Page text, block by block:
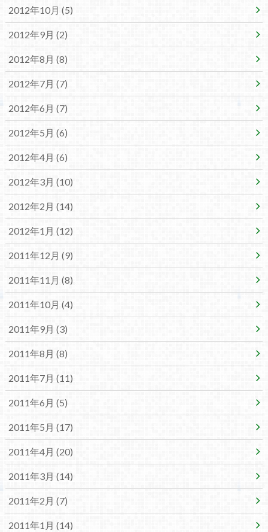
2012年10月 (5)
2012年9月 (2)
2012年8月 (8)
2012年7月 (7)
2012年6月 (7)
2012年5月 (6)
2012年4月 (6)
2012年3月 (10)
2012年2月 (14)
2012年1月 (12)
2011年12月 (9)
2011年11月 (8)
2011年10月 (4)
2011年9月 (3)
2011年8月 (8)
2011年7月 (11)
2011年6月 (5)
2011年5月 (17)
2011年4月 (20)
2011年3月 (14)
2011年2月 (7)
2011年1月 (14)